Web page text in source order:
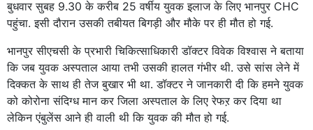
बुधवार सुबह 9.30 के करीब 25 वर्षीय युवक इलाज के लिए भानपुर CHC
पहुंचा. इसी दौरान उसकी तबीयत बिगड़ी और मौके पर ही मौत हो गई.
भानपुर सीएचसी के प्रभारी चिकित्साधिकारी डॉक्टर विवेक विश्वास ने बताया
कि जब युवक अस्पताल आया तभी उसकी हालत गंभीर थी. उसे सांस लेने में
दिक्कत के साथ ही तेज बुखार भी था. डॉक्टर ने जानकारी दी कि हमने युवक
को कोरोना संदिग्ध मान कर जिला अस्पताल के लिए रेफऱ कर दिया था
लेकिन एंबुलेंस आने ही वाली थी कि युवक की मौत हो गई.